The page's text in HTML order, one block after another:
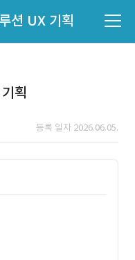
션 UX 기획
획
등록 일자 2026.06.05.